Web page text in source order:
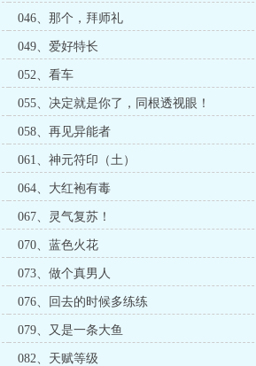
046、那个，拜师礼
049、爱好特长
052、看车
055、决定就是你了，同根透视眼！
058、再见异能者
061、神元符印（土）
064、大红袍有毒
067、灵气复苏！
070、蓝色火花
073、做个真男人
076、回去的时候多练练
079、又是一条大鱼
082、天赋等级